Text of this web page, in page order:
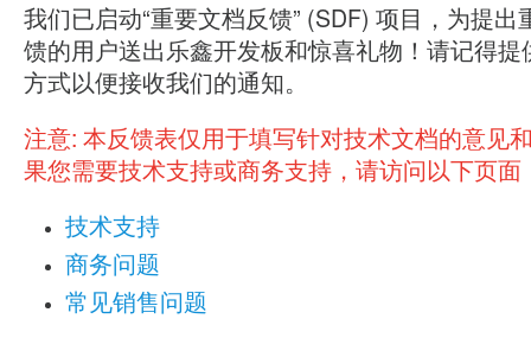
我们已启动“重要文档反馈” (SDF) 项目，为提出
馈的用户送出乐鑫开发板和惊喜礼物！请记得提
方式以便接收我们的通知。
注意: 本反馈表仅用于填写针对技术文档的意见
果您需要技术支持或商务支持，请访问以下页面
技术支持
商务问题
常见销售问题